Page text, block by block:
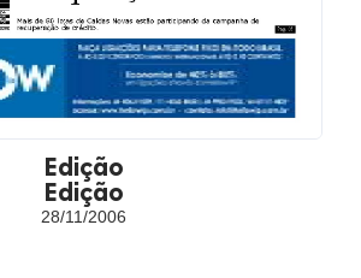
Edição
Edição
28/11/2006